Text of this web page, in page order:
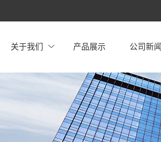
关于我们 产品展示 公司新闻